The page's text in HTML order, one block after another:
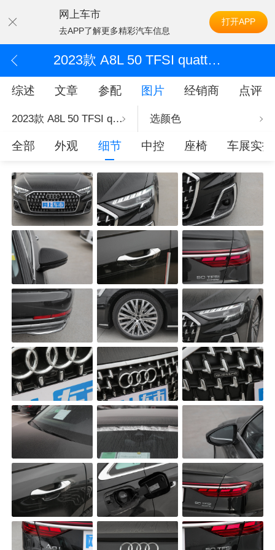
网上车市
去APP了解更多精彩汽车信息
打开APP
2023款 A8L 50 TFSI quattro 尊享型
综述 文章 参配 图片 经销商 点评
2023款 A8L 50 TFSI quattro 尊享型 选颜色
全部 外观 细节 中控 座椅 车展实拍